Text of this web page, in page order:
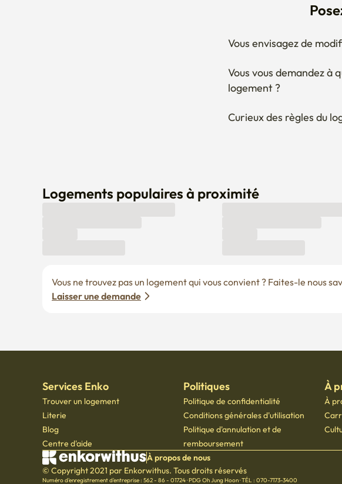
Vous envisagez de
Vous vous demandez à
Curieux des règles du
Literie
Blog
Centre d'aide
Conditions générales d'utilisation
Politique d'annulation et de
remboursement
À
À propos de nous
© Copyright 2021 par Enkorwithus. Tous droits réservés
Numéro d'enregistrement d'entreprise : 562 - 86 - 01724·PDG Oh Jung Hoon
Numéro de déclaration de vente par correspondance : 2023 - Seoul jongno - 1113